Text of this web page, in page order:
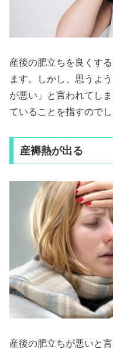
産後の肥立ちを良くす
ます。しかし、思うよ
が悪い」と言われてし
ていることを指すのでし
産褥熱が出る
産後の肥立ちが悪いと